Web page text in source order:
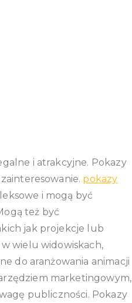
i atrakcyjne. Pokazy
pokazy
i mogą być
też być
jak projekcje lub
w wielu widowiskach,
do aranżowania animacji
marketingowym,
publiczności. Pokazy